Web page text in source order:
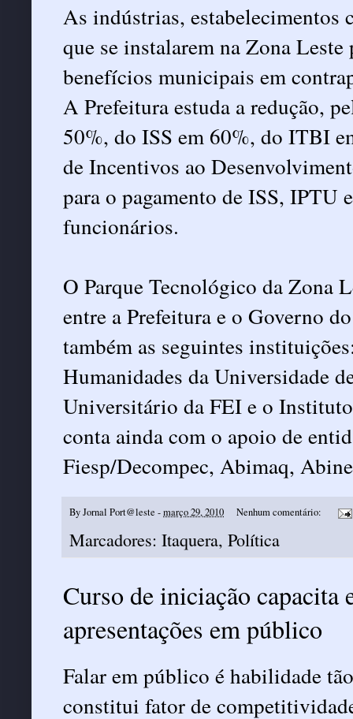
As indústrias, estabelecimentos
que se instalarem na Zona
benefícios municipais em
A Prefeitura estuda a redução,
50%, do ISS em 60%, do ITBI
de Incentivos ao
para o pagamento de ISS, IPTU
funcionários.
O Parque Tecnológico da Zona
entre a Prefeitura e o Governo
também as seguintes
Humanidades da Universidade
Universitário da FEI e o
conta ainda com o apoio de
Fiesp/Decompec, Abimaq,
ByJornal Port@leste -março 29, 2010 Nenhum comentário:
Marcadores: Itaquera, Política
Curso de iniciação capacita
apresentações em público
Falar em público é habilidade
constitui fator de